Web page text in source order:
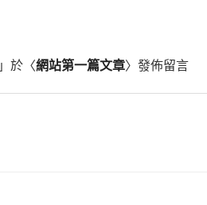
」於〈網站第一篇文章〉發佈留言